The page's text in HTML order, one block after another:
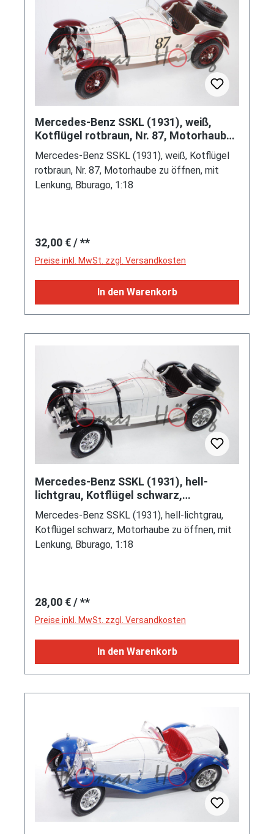
Mercedes-Benz SSKL (1931), weiß,
Kotflügel rotbraun, Nr. 87, Motorhaube
zu öffnen, mit Lenkung, Bbur
Mercedes-Benz SSKL (1931), weiß, Kotflügel
rotbraun, Nr. 87, Motorhaube zu öffnen, mit
Lenkung, Bburago, 1:18
Regulärer Preis:
32,00 €/ **
Preise inkl. MwSt. zzgl. Versandkosten
In den Warenkorb
Mercedes-Benz SSKL (1931), hell-
lichtgrau, Kotflügel schwarz,
Motorhaube zu öffnen, mit Lenkung,
Bbu
Mercedes-Benz SSKL (1931), hell-lichtgrau,
Kotflügel schwarz, Motorhaube zu öffnen, mit
Lenkung, Bburago, 1:18
Regulärer Preis:
28,00 €/ **
Preise inkl. MwSt. zzgl. Versandkosten
In den Warenkorb